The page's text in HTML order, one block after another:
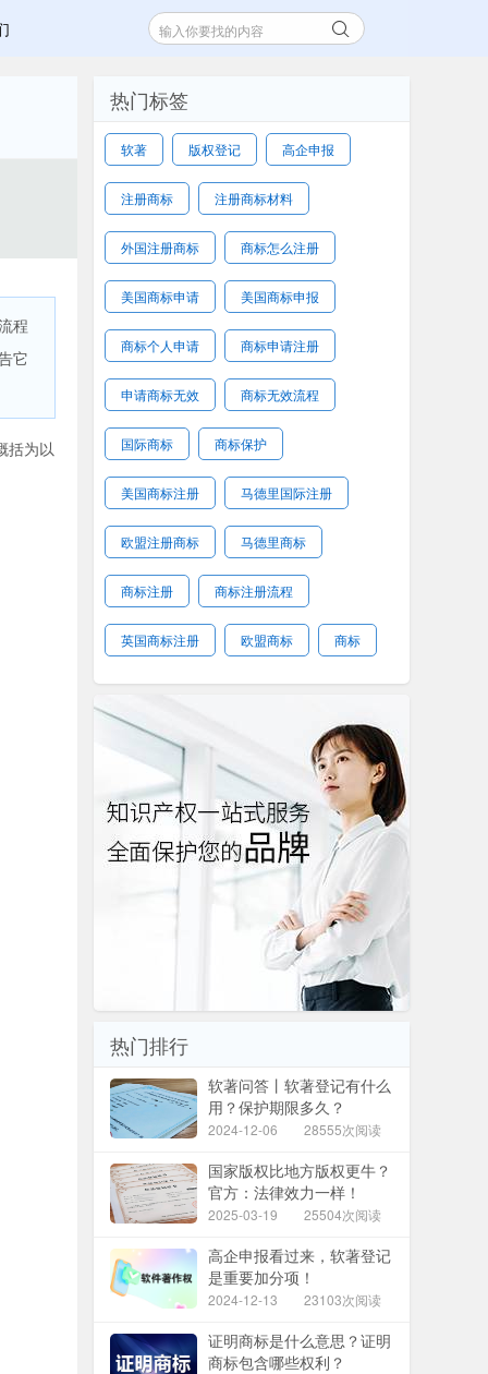
程
它
括为以
热门标签
软著 版权登记 高企申报
注册商标 注册商标材料
外国注册商标 商标怎么注册
美国商标申请 美国商标申报
商标个人申请 商标申请注册
申请商标无效 商标无效流程
国际商标 商标保护
美国商标注册 马德里国际注册
欧盟注册商标 马德里商标
商标注册 商标注册流程
英国商标注册 欧盟商标 商标
热门排行
软著问答丨软著登记有什么
用？保护期限多久？
2024-12-06 28555次阅读
国家版权比地方版权更牛？
官方：法律效力一样！
2025-03-19 25504次阅读
高企申报看过来，软著登记
是重要加分项！
2024-12-13 23103次阅读
证明商标是什么意思？证明
商标包含哪些权利？